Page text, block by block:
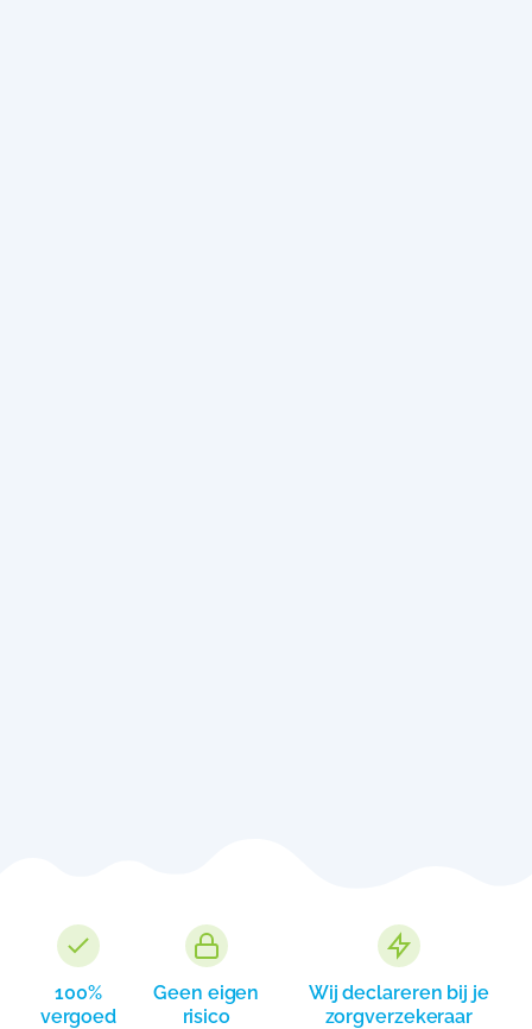
100%
vergoed
Geen eigen
risico
Wij declareren bij je
zorgverzekeraar